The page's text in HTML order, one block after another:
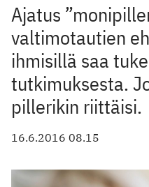
Ajatus
valtimotautien
ihmisillä saa
tutkimuksesta.
pillerikin riittäisi.
16.6.2016 08.15